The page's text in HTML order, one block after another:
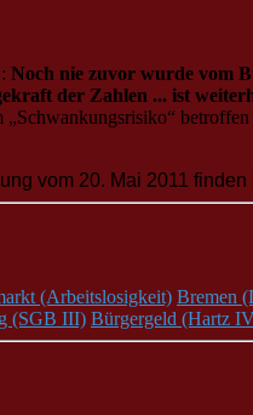
Noch nie zuvor wurde vom
der Zahlen ... ist
„Schwankungsrisiko“
vom 20. Mai 2011 finden
(Arbeitslosigkeit) Bremen
(SGB III) Bürgergeld (Hartz